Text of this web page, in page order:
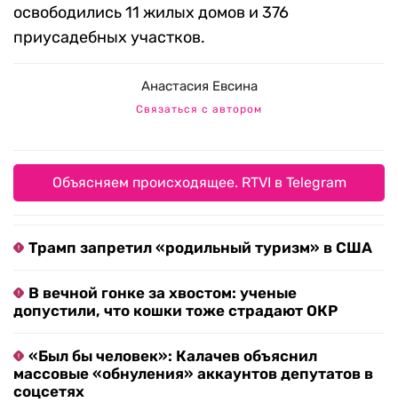
освободились 11 жилых домов и 376
приусадебных участков.
Анастасия Евсина
Связаться с автором
Объясняем происходящее. RTVI в Telegram
Трамп запретил «родильный туризм» в США
В вечной гонке за хвостом: ученые
допустили, что кошки тоже страдают ОКР
«Был бы человек»: Калачев объяснил
массовые «обнуления» аккаунтов депутатов в
соцсетях